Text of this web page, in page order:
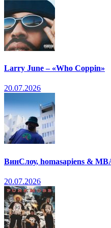
Larry June – «Who Coppin»
20.07.2026
ВинСлоу, homasapiens &
20.07.2026